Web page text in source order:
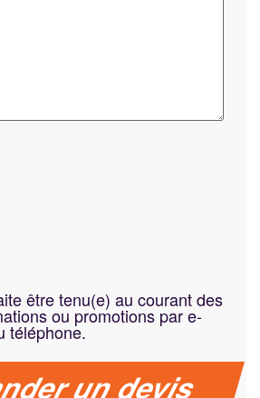
être tenu(e) au courant des
ou promotions par e-
téléphone.